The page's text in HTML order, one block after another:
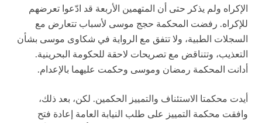
الإكراه ولم يذكر حتى أن المتهمين الأربعة قد ادّعوا تعرضهم
للإكراه. رفضت المحكمة حجج موسى لأسباب تتعارض مع
السجلات الطبية، ولا تتفق مع الرواية في شكاوى موسى بشأن
التعذيب، وتتناقض مع تصريحات لاحقة للحكومة البحرينية.
أدانت المحكمة رمضان وموسى وحكمت عليهما بالإعدام.
أيدت محكمتا الاستئناف والتمييز الحكمين. لكن، بعد ذلك،
وافقت محكمة التمييز على طلب النيابة العامة إعادة فتح